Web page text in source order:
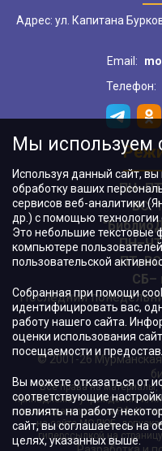
Адрес: ул. Капитана
Email:
Телефон:
ВС:
ПН–ЧТ
ПТ,
СБ–
Последний
© 2001-26
Все права на
принадлежат учреждению и/
с законодательством РФ.
на сайте МОДЮБ,
гиперссылкой на
Мы используем
Используя данный сайт,
обработку ваших
сервисов веб-аналитики
др.) с помощью технологии
Это небольшие
компьютере
пользовательской
Собранная при помощи
идентифицировать вас,
работу нашего сайта.
оценки использования
посещаемости и
Вы можете отказаться от
соответствующие
повлиять на работу
сайт, вы соглашаетесь на
целях, указанных выше.